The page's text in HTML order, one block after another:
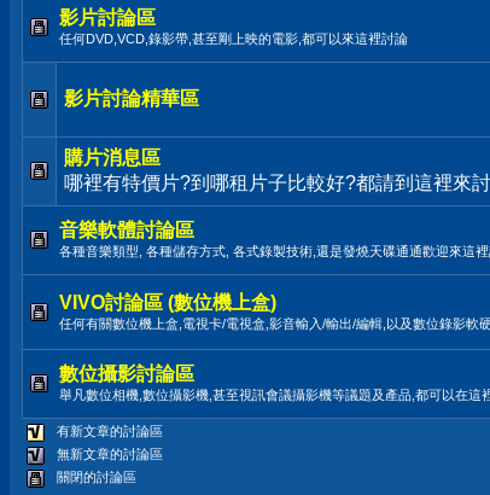
影片討論區
任何DVD,VCD,錄影帶,甚至剛上映的電影,都可以來這裡討論
影片討論精華區
購片消息區
哪裡有特價片?到哪租片子比較好?都請到這裡來
音樂軟體討論區
各種音樂類型, 各種儲存方式, 各式錄製技術,還是發燒天碟通通歡迎來這
VIVO討論區 (數位機上盒)
任何有關數位機上盒,電視卡/電視盒,影音輸入/輸出/編輯,以及數位錄影軟
數位攝影討論區
舉凡數位相機,數位攝影機,甚至視訊會議攝影機等議題及產品,都可以在這
有新文章的討論區
無新文章的討論區
關閉的討論區